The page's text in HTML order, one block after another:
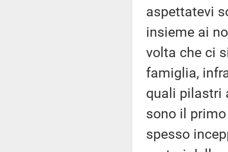
aspettatevi
insieme ai
volta che ci
famiglia,
quali pilastri
sono il
spesso